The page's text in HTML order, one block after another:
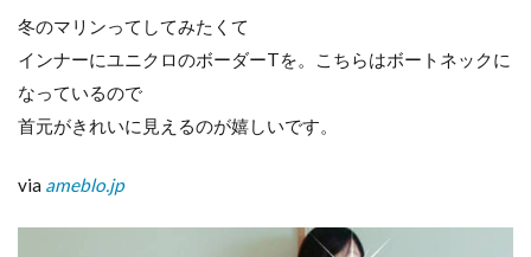
冬のマリンってしてみたくて
インナーにユニクロのボーダーTを。こちらはボートネックに
なっているので
首元がきれいに見えるのが嬉しいです。
via ameblo.jp